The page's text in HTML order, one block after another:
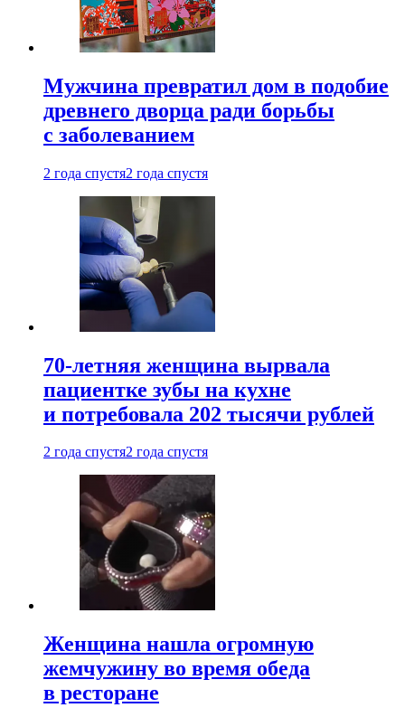
Мужчина превратил дом в подобие
древнего дворца ради борьбы
с заболеванием
2 года спустя2 года спустя
70-летняя женщина вырвала
пациентке зубы на кухне
и потребовала 202 тысячи рублей
2 года спустя2 года спустя
Женщина нашла огромную
жемчужину во время обеда
в ресторане